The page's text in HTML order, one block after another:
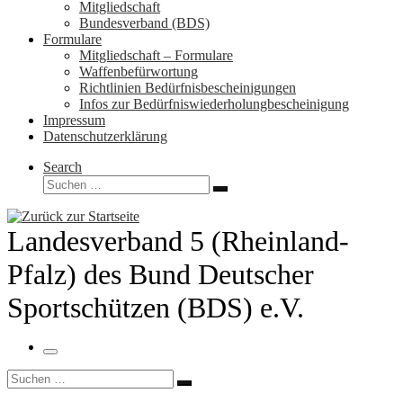
Mitgliedschaft
Bundesverband (BDS)
Formulare
Mitgliedschaft – Formulare
Waffenbefürwortung
Richtlinien Bedürfnisbescheinigungen
Infos zur Bedürfniswiederholungbescheinigung
Impressum
Datenschutzerklärung
Search
Suche
Suchen …
Landesverband 5 (Rheinland-
Pfalz) des Bund Deutscher
Sportschützen (BDS) e.V.
Menü
Suche
Suchen …